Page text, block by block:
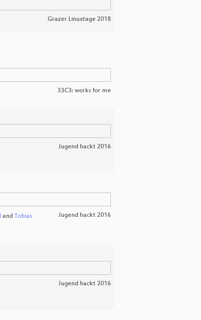
Grazer Linuxtage 2018
33C3: works for me
Jugend hackt 2016
and Tobias Jugend hackt 2016
Jugend hackt 2016